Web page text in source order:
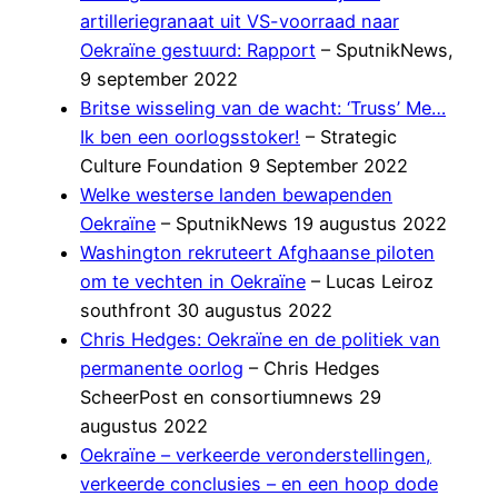
artilleriegranaat uit VS-voorraad naar
Oekraïne gestuurd: Rapport – SputnikNews,
9 september 2022
Britse wisseling van de wacht: ‘Truss’ Me…
Ik ben een oorlogsstoker! – Strategic
Culture Foundation 9 September 2022
Welke westerse landen bewapenden
Oekraïne – SputnikNews 19 augustus 2022
Washington rekruteert Afghaanse piloten
om te vechten in Oekraïne – Lucas Leiroz
southfront 30 augustus 2022
Chris Hedges: Oekraïne en de politiek van
permanente oorlog – Chris Hedges
ScheerPost en consortiumnews 29
augustus 2022
Oekraïne – verkeerde veronderstellingen,
verkeerde conclusies – en een hoop dode